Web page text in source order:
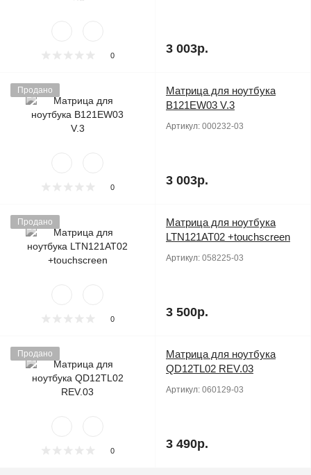
0 3 003р.
Продано
0
Матрица для ноутбука
B121EW03 V.3
Артикул: 000232-03
3 003р.
Продано
0
Матрица для ноутбука
LTN121AT02 +touchscreen
Артикул: 058225-03
3 500р.
Продано
0
Матрица для ноутбука
QD12TL02 REV.03
Артикул: 060129-03
3 490р.